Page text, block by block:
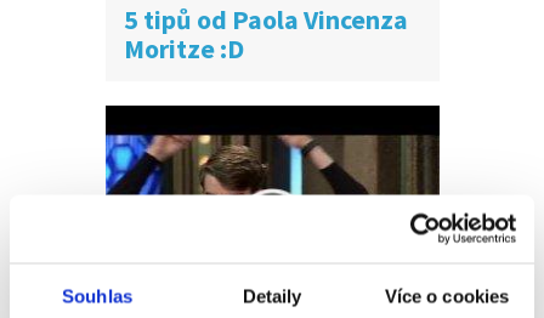
Souhlas Detaily Více o cookies
5 tipů od Paola Vincenza
Moritze :D